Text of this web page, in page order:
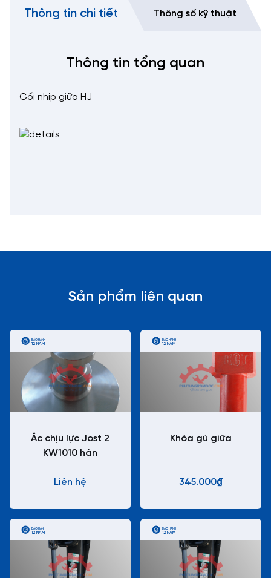
Thông tin chi tiết Thông số kỹ thuật
Thông tin tổng quan
Gối nhíp giữa HJ
Sản phẩm liên quan
BẢO HÀNH
12 NĂM
Ắc chịu lực Jost 2
KW1010 hàn
Liên hệ
BẢO HÀNH
12 NĂM
Khóa gù giữa
345.000₫
BẢO HÀNH
12 NĂM
BẢO HÀNH
12 NĂM